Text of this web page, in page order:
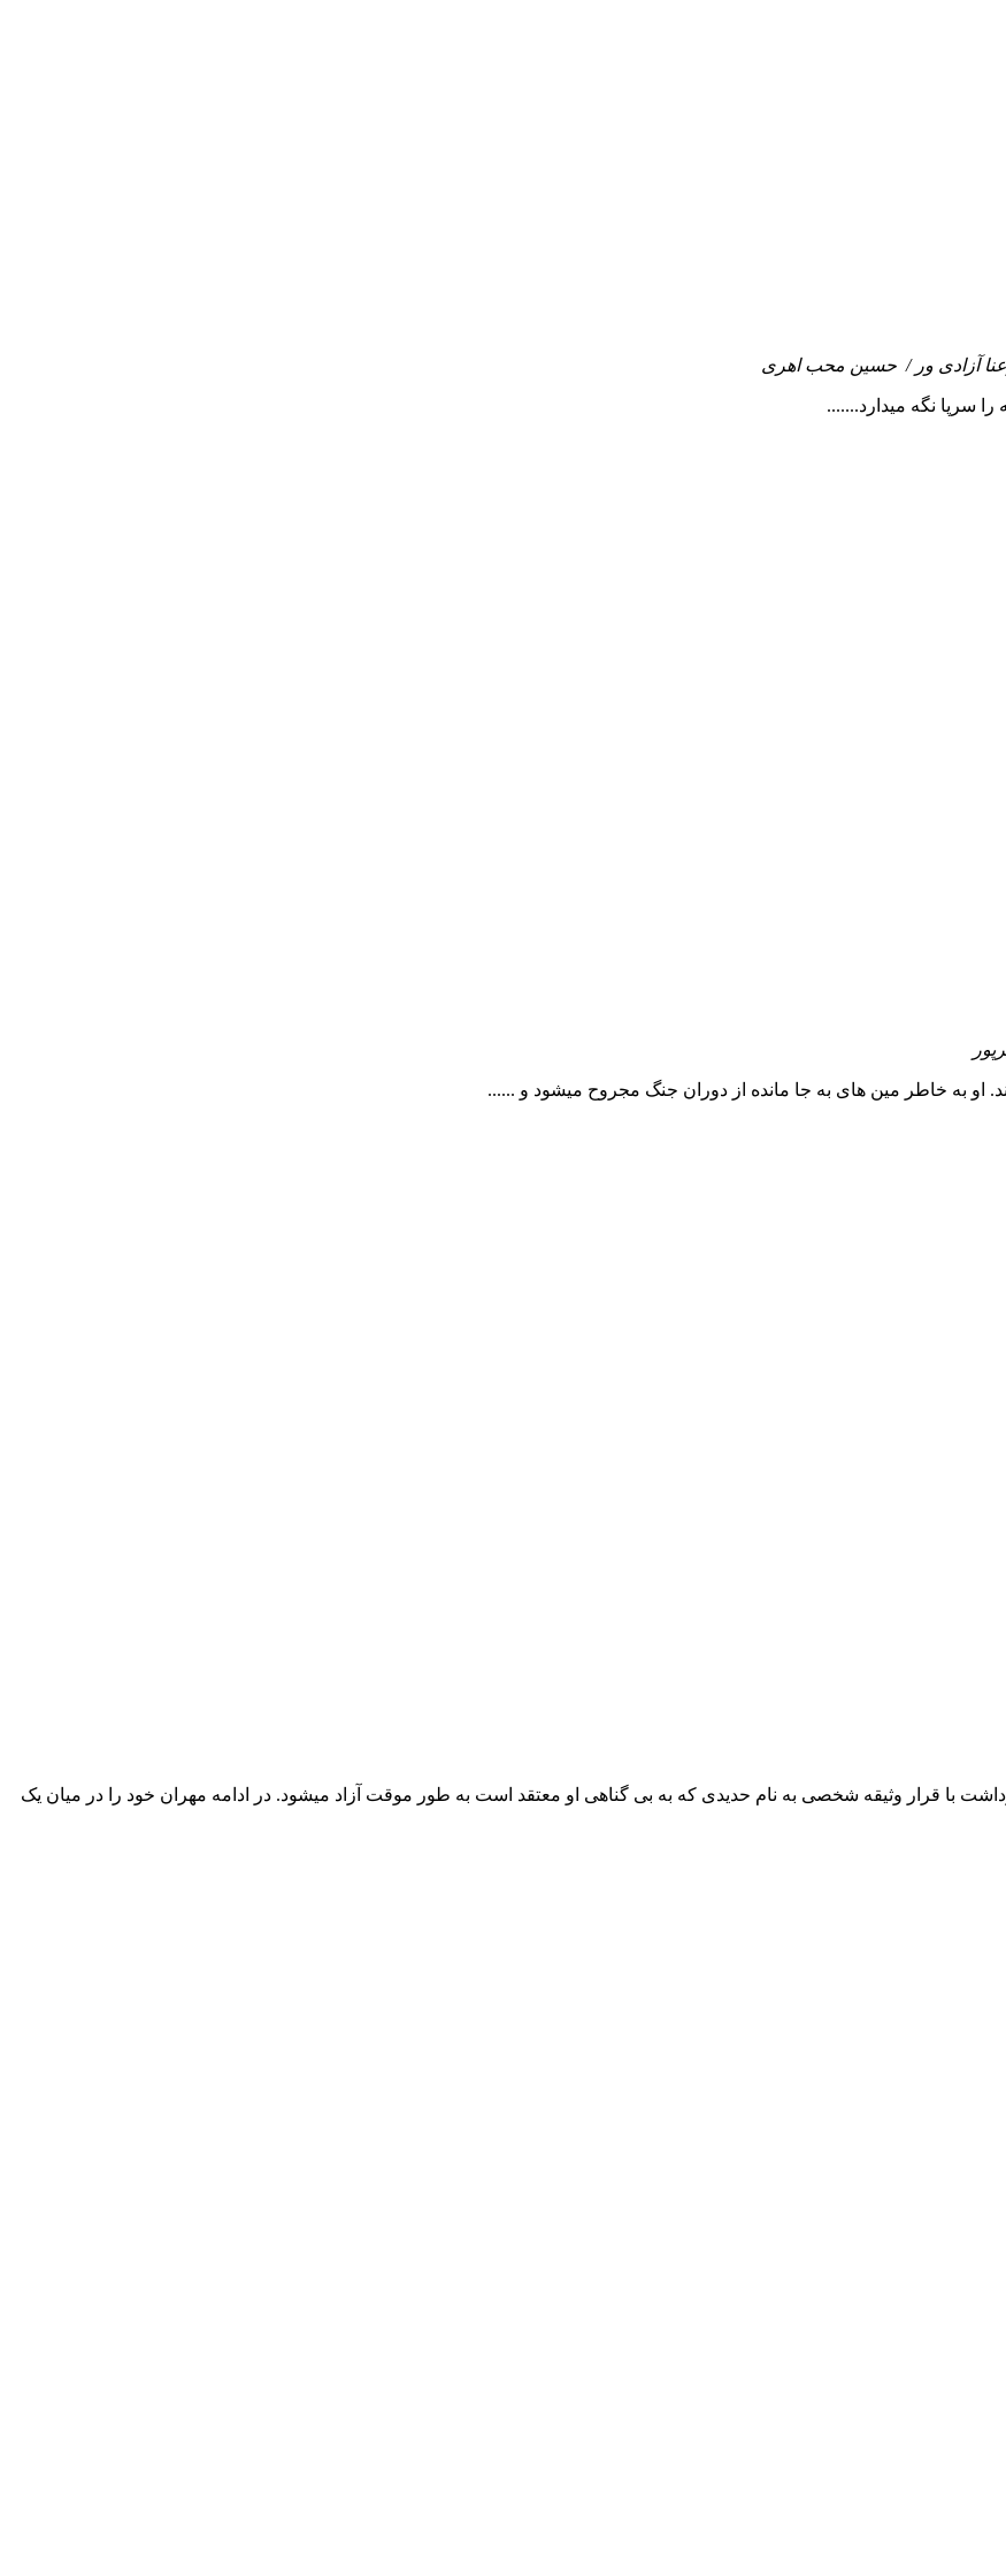
آزادی ور / حسین محب اهری
سرپا نگه میدارد.......
او به خاطر مین های به جا مانده از دوران جنگ مجروح میشود و ......
داستان زندگی شخصی به نام مهران است که پس از 10 بازداشت با قرار وثیقه شخصی به نام حدیدی که به بی گناهی او معتقد است به طور موقت آزاد میشود. در ادامه مهران خود را در میان یک